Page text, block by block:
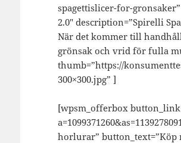
spagettislicer-for-
2.0″ description=”Spirelli
När det kommer till
grönsak och vrid för fulla
thumb=”https://
300×300.jpg” ]
[wpsm_offerbox
horlurar” button_text=”Köp